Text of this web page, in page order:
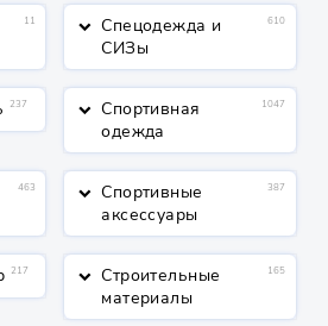
11 keyboard_arrow_down Спецодежда и
СИЗы
610
237 keyboard_arrow_down Спортивная
одежда
1047
463 keyboard_arrow_down Спортивные
аксессуары
387
217 keyboard_arrow_down Строительные
материалы
165